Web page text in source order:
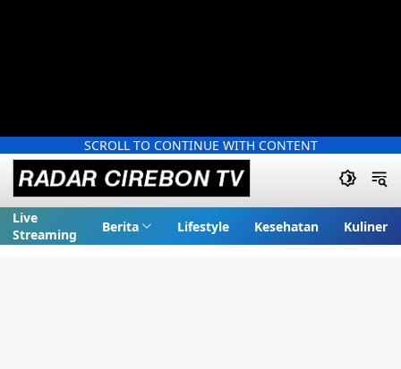
SCROLL TO CONTINUE WITH CONTENT
Live
Streaming
Berita Lifestyle Kesehatan Kuliner